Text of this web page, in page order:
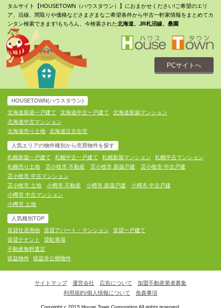
タルサイト【HOUSETOWN（ハウスタウン）】におまかせください!ご希望のエリ
ア、沿線、間取りや価格などさまざまなご希望条件から中古一軒家情報をまとめてカ
ンタン検索できます!もちろん、今検索された北海道、JR札沼線、桑園
PCサイトへ
HOUSETOWN(ハウスタウン)
北海道新築一戸建て
北海道中古一戸建て
北海道新築マンション
北海道中古マンション
北海道売り土地
北海道注文住宅
人気エリアの物件種別から売買物件を探す
札幌新築一戸建て
札幌中古一戸建て 札幌新築マンション
札幌中古マンション
札幌売り土地
苫小牧市 不動産 苫小牧市 新築戸建
苫小牧市 中古戸建
苫小牧市 中古マンション
苫小牧市 土地
小樽市 不動産 小樽市 新築戸建
小樽市 中古戸建
小樽市 中古マンション
小樽市 土地
人気種別TOP
賃貸住居用他
賃貸アパート・マンション
賃貸一戸建て
賃貸テナント
貸駐車場
不動産無料査定
収益物件
収益非公開物件
サイトマップ 運営会社 広告について
加盟不動産業者募集
利用規約/個人情報について
免責事項
Copyright c 2015 House Town Corporation All rights reserved.